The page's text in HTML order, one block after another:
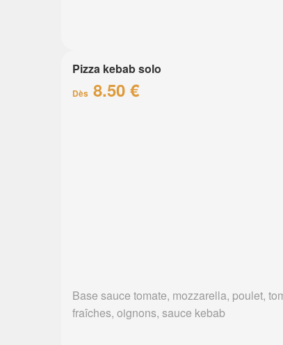
Pizza kebab solo
Dès 8.50 €
Base sauce tomate, mozzarella, poulet,
fraîches, oignons, sauce kebab